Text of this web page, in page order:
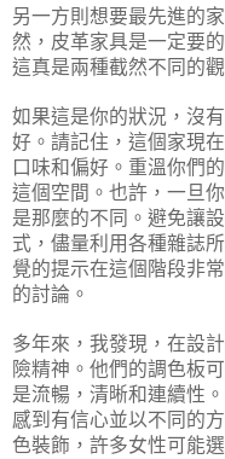
另一方則想要最先進的
然，皮革家具是一定要
這真是兩種截然不同的觀
如果這是你的狀況，沒
好。請記住，這個家現
口味和偏好。重溫你們
這個空間。也許，一旦
是那麼的不同。避免讓
式，儘量利用各種雜誌
覺的提示在這個階段非
的討論。
多年來，我發現，在設
險精神。他們的調色板
是流暢，清晰和連續性
感到有信心並以不同的
色裝飾，許多女性可能